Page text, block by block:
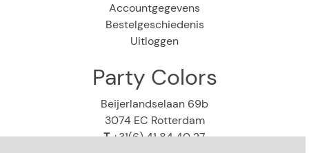
Accountgegevens
Bestelgeschiedenis
Uitloggen
Party Colors
Beijerlandselaan 69b
3074 EC Rotterdam
T+31(6) 41 84 40 27